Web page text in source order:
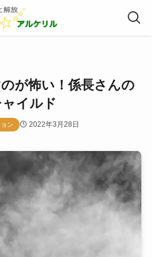
が怖い！係長さんの
イルド
ン 2022年3月28日